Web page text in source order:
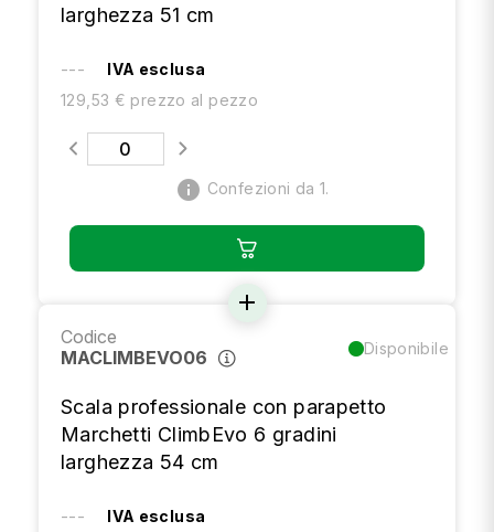
larghezza 51 cm
---
IVA esclusa
129,53 € prezzo al pezzo
info Confezioni da 1.
add
Codice
MACLIMBEVO06
Disponibile
Scala professionale con parapetto
Marchetti ClimbEvo 6 gradini
larghezza 54 cm
---
IVA esclusa